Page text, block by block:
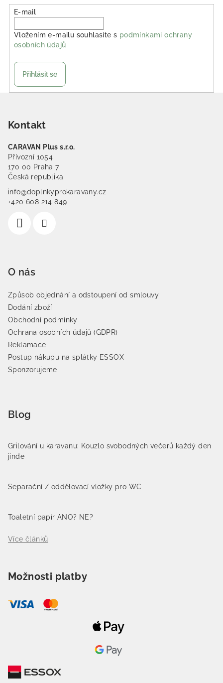
E-mail
Vložením e-mailu souhlasíte s podmínkami ochrany
osobních údajů
Přihlásit se
Kontakt
CARAVAN Plus s.r.o.
Přívozní 1054
170 00 Praha 7
Česká republika
info@doplnkyprokaravany.cz
+420 608 214 849
O nás
Způsob objednání a odstoupení od smlouvy
Dodání zboží
Obchodní podmínky
Ochrana osobních údajů (GDPR)
Reklamace
Postup nákupu na splátky ESSOX
Sponzorujeme
Blog
Grilování u karavanu: Kouzlo svobodných večerů každý den
jinde
Separační / oddělovací vložky pro WC
Toaletní papír ANO? NE?
Více článků
Možnosti platby